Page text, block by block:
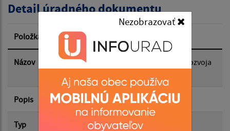
Nezobrazovať
Dátum zverejnenia od:
Dátum zverejnenia do:
Filtrovať Reset
Detail úradného dokumentu
Položka Informácia
Názov
Plán hospodárskeho a sociálného rozvoja
Popis
Typ
Plán rozvoja obce